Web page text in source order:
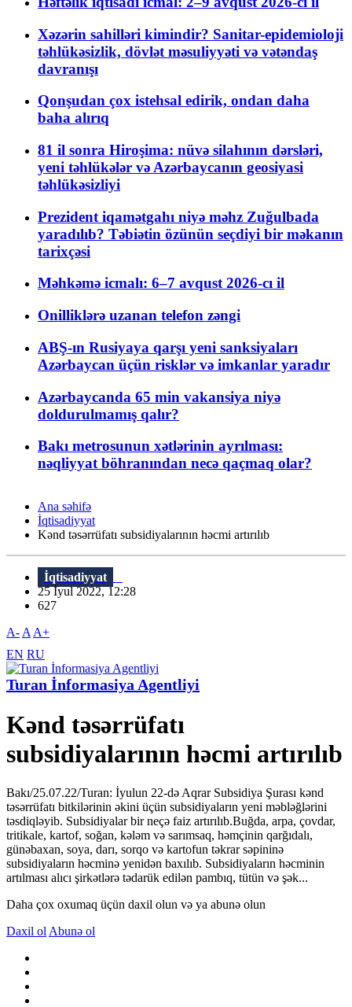
Xəzərin sahilləri kimindir? Sanitar-epidemioloji
təhlükəsizlik, dövlət məsuliyyəti və vətəndaş
davranışı
Qonşudan çox istehsal edirik, ondan daha
baha alırıq
81 il sonra Hiroşima: nüvə silahının dərsləri,
yeni təhlükələr və Azərbaycanın geosiyasi
təhlükəsizliyi
Prezident iqamətgahı niyə məhz Zuğulbada
yaradılıb? Təbiətin özünün seçdiyi bir məkanın
tarixçəsi
Məhkəmə icmalı: 6–7 avqust 2026-cı il
Onilliklərə uzanan telefon zəngi
ABŞ-ın Rusiyaya qarşı yeni sanksiyaları
Azərbaycan üçün risklər və imkanlar yaradır
Azərbaycanda 65 min vakansiya niyə
doldurulmamış qalır?
Bakı metrosunun xətlərinin ayrılması:
nəqliyyat böhranından necə qaçmaq olar?
Ana səhifə
İqtisadiyyat
Kənd təsərrüfatı subsidiyalarının həcmi artırılıb
İqtisadiyyat
25 İyul 2022, 12:28
627
A- A A+
EN RU
Turan İnformasiya Agentliyi
Kənd təsərrüfatı
subsidiyalarının həcmi artırılıb
Bakı/25.07.22/Turan: İyulun 22-də Aqrar Subsidiya Şurası kənd
təsərrüfatı bitkilərinin əkini üçün subsidiyaların yeni məbləğlərini
təsdiqləyib. Subsidiyalar bir neçə faiz artırılıb.Buğda, arpa, çovdar,
tritikale, kartof, soğan, kələm və sarımsaq, həmçinin qarğıdalı,
günəbaxan, soya, darı, sorqo və kartofun təkrar səpininə
subsidiyaların həcminə yenidən baxılıb. Subsidiyaların həcminin
artılması alıcı şirkətlərə tədarük edilən pambıq, tütün və şək...
Daha çox oxumaq üçün daxil olun və ya abunə olun
Daxil ol Abunə ol